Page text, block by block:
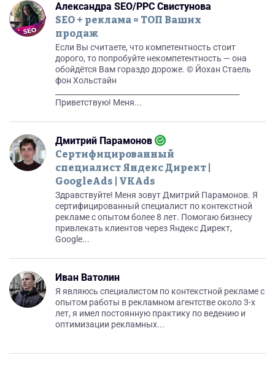
Александра SEO/PPC Свистунова
SEO + реклама = ТОП Ваших
продаж
Если Вы считаете, что компетентность стоит
дорого, то попробуйте некомпетентность — она
обойдётся Вам гораздо дороже. © Йохан Стаель
фон Хольстайн
Приветствую! Меня...
Дмитрий Парамонов
Сертифицированный
специалист Яндекс Директ |
GoogleAds | VKAds
Здравствуйте! Меня зовут Дмитрий Парамонов. Я
сертифицированный специалист по контекстной
рекламе с опытом более 8 лет. Помогаю бизнесу
привлекать клиентов через Яндекс Директ,
Google...
Иван Ватолин
Я являюсь специалистом по контекстной рекламе с
опытом работы в рекламном агентстве около 3-х
лет, я имел постоянную практику по ведению и
оптимизации рекламных...